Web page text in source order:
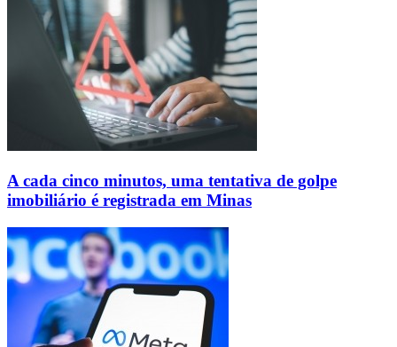
A cada cinco minutos, uma tentativa de golpe
imobiliário é registrada em Minas